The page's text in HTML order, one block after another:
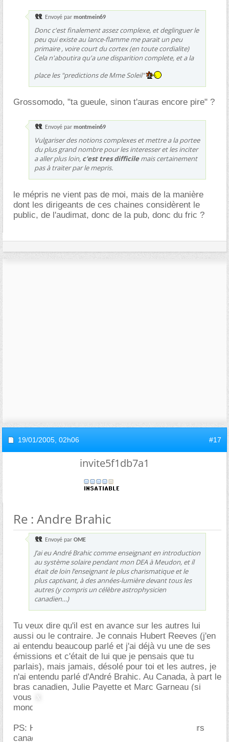
Envoyé par montmein69
Donc c'est finalement assez complexe, et deglinguer le
peu qui existe au lance-flamme me parait un peu
primaire , voire court du cortex (en toute cordialite)
Cela n'aboutira qu'a une disparition complete, et a la
place les "predictions de Mme Soleil"
Grossomodo, "ta gueule, sinon t'auras encore pire" ?
Envoyé par montmein69
Vulgariser des notions complexes et mettre a la portee
du plus grand nombre pour les interesser et les inciter
a aller plus loin, c'est tres difficilemais certainement
pas à traiter par le mepris.
le mépris ne vient pas de moi, mais de la manière
dont les dirigeants de ces chaines considèrent le
public, de l'audimat, donc de la pub, donc du fric ?
19/01/2005, 02h06 #17
invite5f1db7a1
Re : Andre Brahic
Envoyé par OME
J’ai eu André Brahic comme enseignant en introduction
au système solaire pendant mon DEA à Meudon, et íl
était de loin l’enseignant le plus charismatique et le
plus captivant, à des années-lumière devant tous les
autres (y compris un célèbre astrophysicien
canadien…)
Tu veux dire qu'il est en avance sur les autres lui
aussi ou le contraire. Je connais Hubert Reeves (j'en
ai entendu beaucoup parlé et j'ai déjà vu une de ses
émissions et c'était de lui que je pensais que tu
parlais), mais jamais, désolé pour toi et les autres, je
n'ai entendu parlé d'André Brahic. Au Canada, à part le
bras canadien, Julie Payette et Marc Garneau (si
vous les connaisez) on est pas une puissance
mondiale en astronomie et ce qui en suit.
PS: Hubert Reeves est un exemple pour plusieurs
canadiens français dans le domaine spatial.